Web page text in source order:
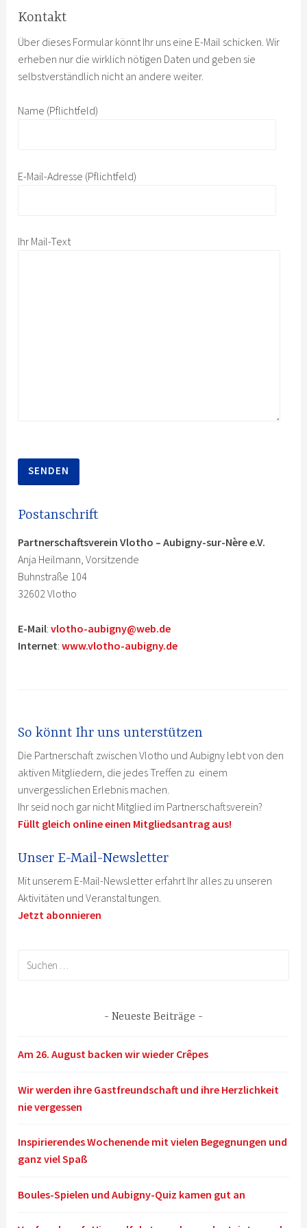
Kontakt
Über dieses Formular könnt Ihr uns eine E-Mail schicken. Wir
erheben nur die wirklich nötigen Daten und geben sie
selbstverständlich nicht an andere weiter.
Name (Pflichtfeld)
E-Mail-Adresse (Pflichtfeld)
Ihr Mail-Text
t
e
a
s
s
e
i
e
e
l
d
l
e
e
.
Postanschrift
Partnerschaftsverein Vlotho – Aubigny-sur-Nère e.V.
Anja Heilmann, Vorsitzende
Buhnstraße 104
32602 Vlotho
E-Mail:vlotho-aubigny@web.de
Internet:www.vlotho-aubigny.de
So könnt Ihr uns unterstützen
Die Partnerschaft zwischen Vlotho und Aubigny lebt von den
aktiven Mitgliedern, die jedes Treffen zu einem
unvergesslichen Erlebnis machen.
Ihr seid noch gar nicht Mitglied im Partnerschaftsverein?
Füllt gleich online einen Mitgliedsantrag aus!
Unser E-Mail-Newsletter
Mit unserem E-Mail-Newsletter erfahrt Ihr alles zu unseren
Aktivitäten und Veranstaltungen.
Jetzt abonnieren
Neueste Beiträge
Am 26. August backen wir wieder Crêpes
Wir werden ihre Gastfreundschaft und ihre Herzlichkeit
nie vergessen
Inspirierendes Wochenende mit vielen Begegnungen und
ganz viel Spaß
Boules-Spielen und Aubigny-Quiz kamen gut an